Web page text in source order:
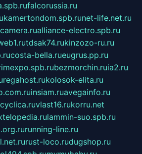
falcorussia.ru
kamertondom.spb.runet-life.net.ru
alliance-electro.spb.ru
tdsak74.rukinzozo-ru.ru
costa-bella.rueugrus.pp.ru
bezmorchin.ruia2.ru
regahost.rukolosok-elita.ru
insiam.ruavegainfo.ru
vlast16.rukorru.net
lammin-suo.spb.ru
running-line.ru
rust-loco.rudugshop.ru